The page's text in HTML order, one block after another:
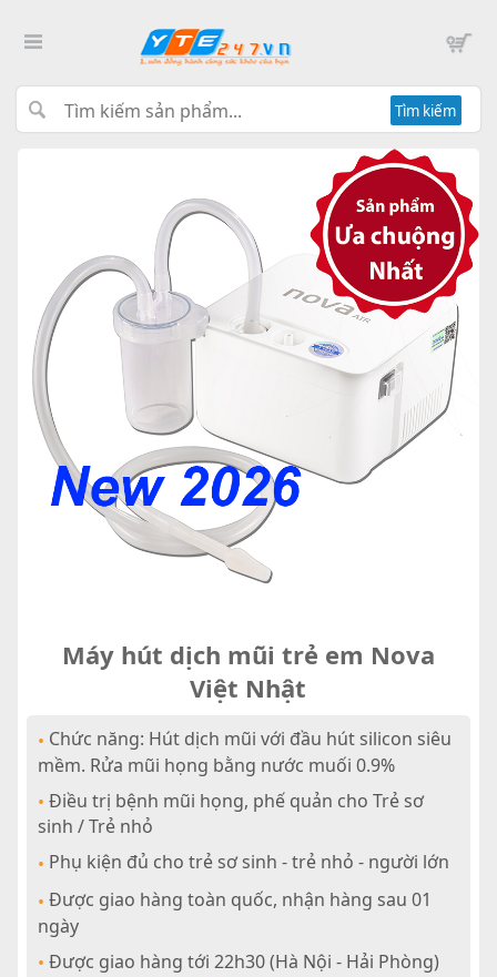
Tìm kiếm
Máy hút dịch mũi trẻ em Nova
Việt Nhật
• Chức năng: Hút dịch mũi với đầu hút silicon siêu
mềm. Rửa mũi họng bằng nước muối 0.9%
• Điều trị bệnh mũi họng, phế quản cho Trẻ sơ
sinh / Trẻ nhỏ
• Phụ kiện đủ cho trẻ sơ sinh - trẻ nhỏ - người lớn
• Được giao hàng toàn quốc, nhận hàng sau 01
ngày
• Được giao hàng tới 22h30 (Hà Nội - Hải Phòng)